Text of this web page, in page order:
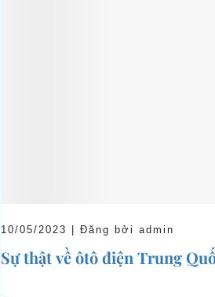
10/05/2023 | Đăng bởi admin
Sự thật về ôtô điện Trung